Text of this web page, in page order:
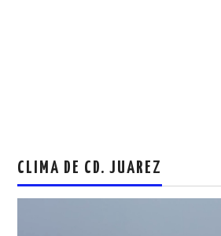
CLIMA DE CD. JUAREZ